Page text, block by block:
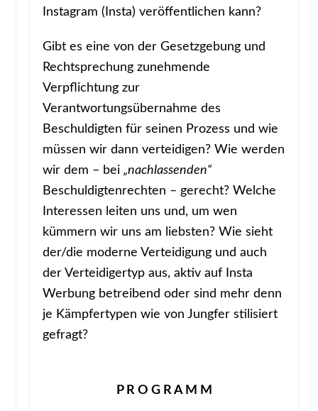
Instagram (Insta) veröffentlichen kann?
Gibt es eine von der Gesetzgebung und
Rechtsprechung zunehmende
Verpflichtung zur
Verantwortungsübernahme des
Beschuldigten für seinen Prozess und wie
müssen wir dann verteidigen? Wie werden
wir dem – bei„nachlassenden“
Beschuldigtenrechten – gerecht? Welche
Interessen leiten uns und, um wen
kümmern wir uns am liebsten? Wie sieht
der/die moderne Verteidigung und auch
der Verteidigertyp aus, aktiv auf Insta
Werbung betreibend oder sind mehr denn
je Kämpfertypen wie von Jungfer stilisiert
gefragt?
P R O G R A M M